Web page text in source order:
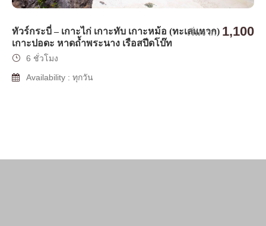
ทัวร์กระบี่ – เกาะไก่ เกาะทับ เกาะหม้อ (ทะเลแหวก)
เกาะปอดะ หาดถ้ำพระนาง เรือสปีดโบ๊ท
เริ่มจาก 1,100
6 ชั่วโมง
Availability : ทุกวัน